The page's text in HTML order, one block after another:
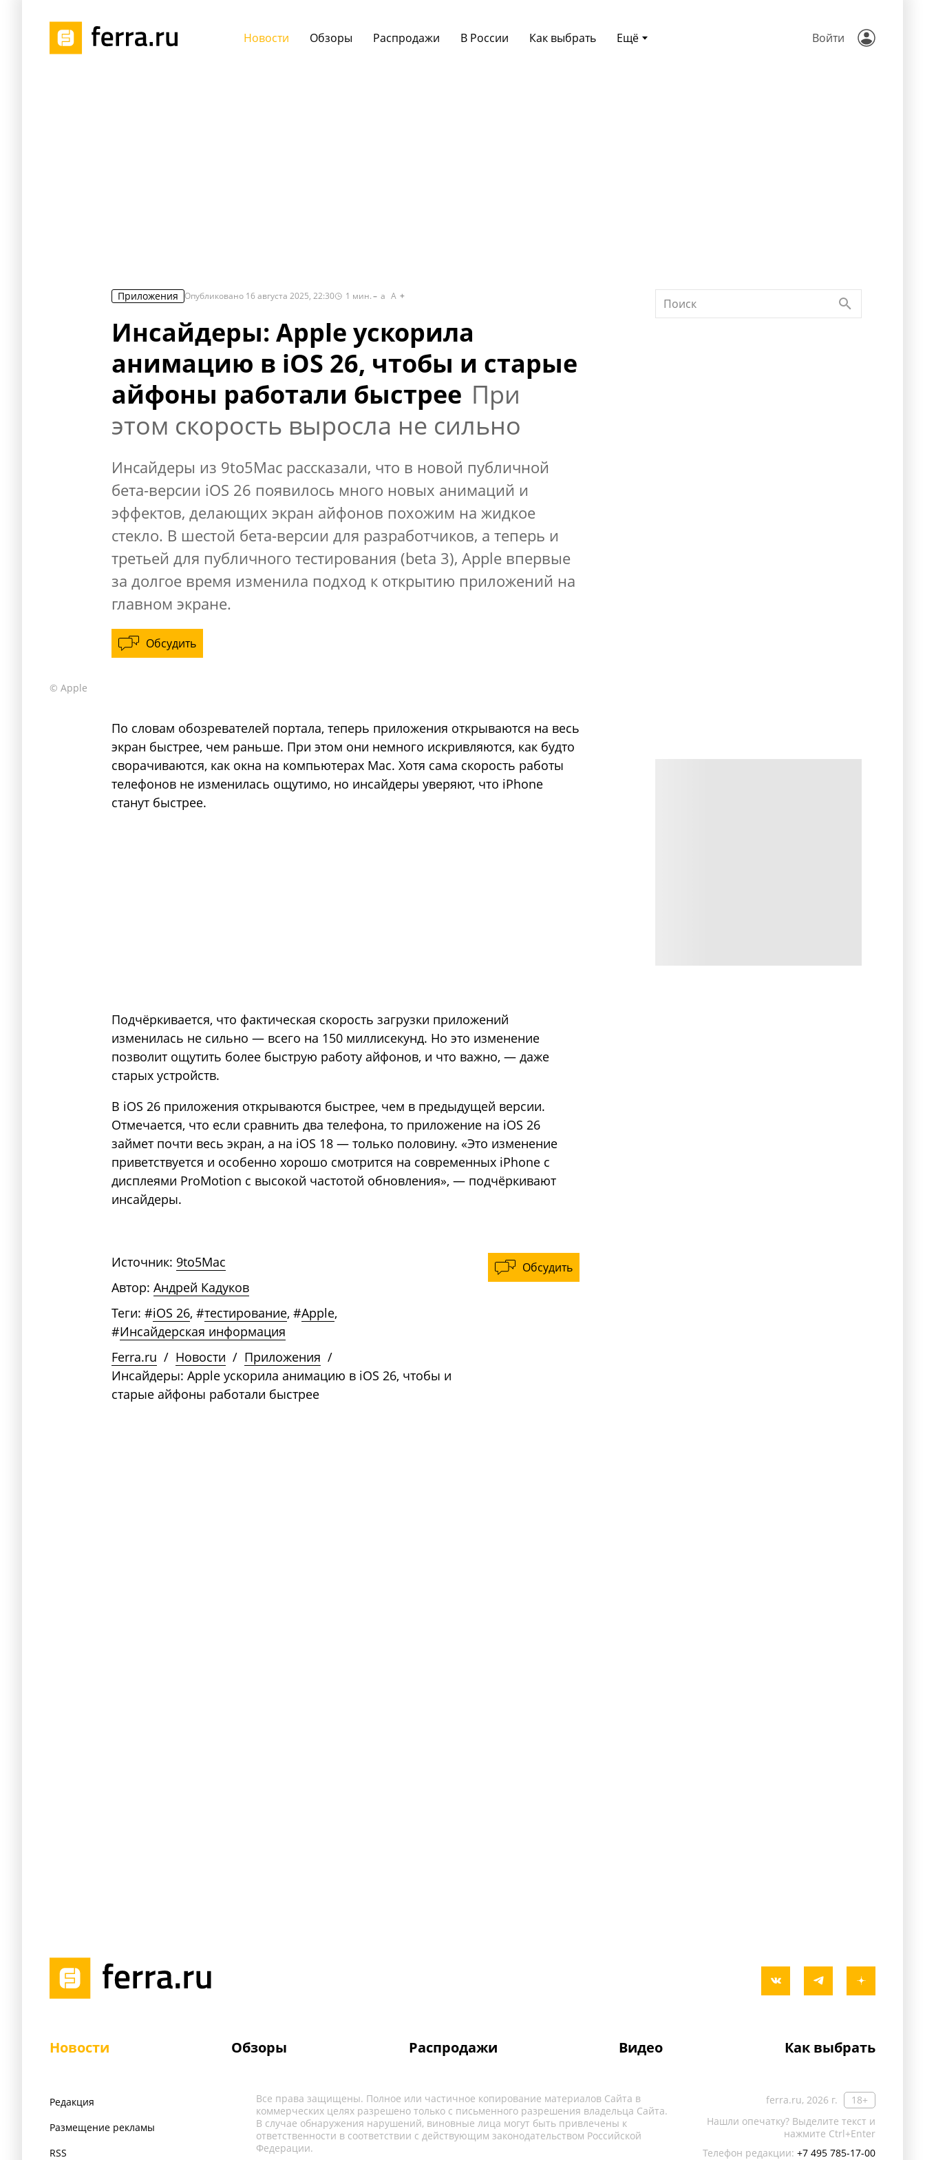
Ещё
Новости Обзоры Распродажи В России Как выбрать Войти
Приложения Опубликовано 16 августа 2025, 22:30 1 мин. a A
Инсайдеры: Apple ускорила
анимацию в iOS 26, чтобы и старые
айфоны работали быстрее При
этом скорость выросла не сильно
Инсайдеры из 9to5Mac рассказали, что в новой публичной
бета-версии iOS 26 появилось много новых анимаций и
эффектов, делающих экран айфонов похожим на жидкое
стекло. В шестой бета-версии для разработчиков, а теперь и
третьей для публичного тестирования (beta 3), Apple впервые
за долгое время изменила подход к открытию приложений на
главном экране.
Обсудить
© Apple
По словам обозревателей портала, теперь приложения открываются на весь
экран быстрее, чем раньше. При этом они немного искривляются, как будто
сворачиваются, как окна на компьютерах Mac. Хотя сама скорость работы
телефонов не изменилась ощутимо, но инсайдеры уверяют, что iPhone
станут быстрее.
Подчёркивается, что фактическая скорость загрузки приложений
изменилась не сильно — всего на 150 миллисекунд. Но это изменение
позволит ощутить более быструю работу айфонов, и что важно, — даже
старых устройств.
В iOS 26 приложения открываются быстрее, чем в предыдущей версии.
Отмечается, что если сравнить два телефона, то приложение на iOS 26
займет почти весь экран, а на iOS 18 — только половину. «Это изменение
приветствуется и особенно хорошо смотрится на современных iPhone с
дисплеями ProMotion с высокой частотой обновления», — подчёркивают
инсайдеры.
Обсудить
Источник: 9to5Mac
Автор: Андрей Кадуков
Теги: #iOS 26, #тестирование, #Apple,
#Инсайдерская информация
Ferra.ru / Новости / Приложения /
Инсайдеры: Apple ускорила анимацию в iOS 26, чтобы и
старые айфоны работали быстрее
Новости Обзоры Распродажи Видео Как выбрать
Редакция
Размещение рекламы
RSS
ferra.ru, 2026 г.
18+
Нашли опечатку? Выделите текст и
нажмите Ctrl+Enter
Телефон редакции: +7 495 785-17-00
Все права защищены. Полное или частичное копирование материалов Сайта в
коммерческих целях разрешено только с письменного разрешения владельца Сайта.
В случае обнаружения нарушений, виновные лица могут быть привлечены к
ответственности в соответствии с действующим законодательством Российской
Федерации.